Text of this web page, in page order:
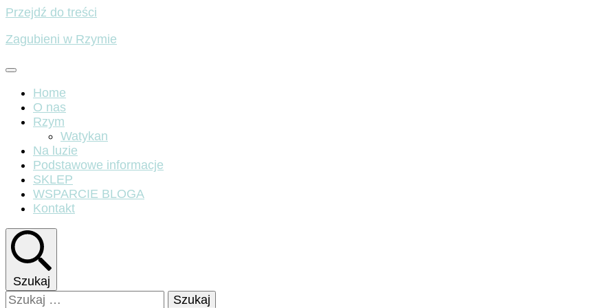
Przejdź do treści
Zagubieni w Rzymie
Home
O nas
Rzym
Watykan
Na luzie
Podstawowe informacje
SKLEP
WSPARCIE BLOGA
Kontakt
Szukaj
Szukaj: